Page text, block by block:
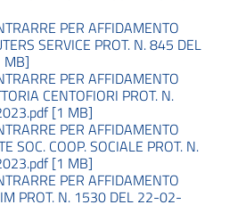
PER AFFIDAMENTO
SERVICE PROT. N. 845 DEL
PER AFFIDAMENTO
CENTOFIORI PROT. N.
[1 MB]
PER AFFIDAMENTO
SOC. COOP. SOCIALE PROT. N.
[1 MB]
PER AFFIDAMENTO
PROT. N. 1530 DEL 22-02-